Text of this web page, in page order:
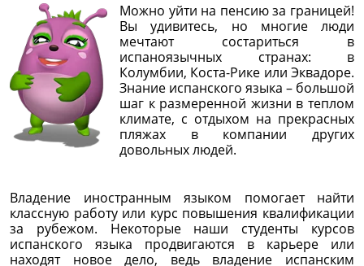
Можно уйти на пенсию за границей!
Вы удивитесь, но многие люди
мечтают состариться в
испаноязычных странах: в
Колумбии, Коста-Рике или Эквадоре.
Знание испанского языка – большой
шаг к размеренной жизни в теплом
климате, с отдыхом на прекрасных
пляжах в компании других
довольных людей.
Владение иностранным языком помогает найти
классную работу или курс повышения квалификации
за рубежом. Некоторые наши студенты курсов
испанского языка продвигаются в карьере или
находят новое дело, ведь владение испанским